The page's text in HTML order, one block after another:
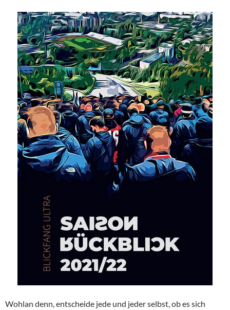
Wohlan denn, entscheide jede und jeder selbst, ob es sich